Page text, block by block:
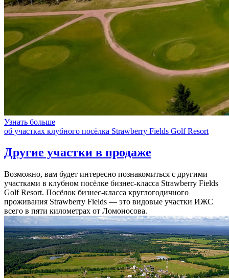
Узнать больше
об участках клубного посёлка Strawberry Fields Golf Resort
Другие участки в продаже
Возможно, вам будет интересно познакомиться с другими
участками в клубном посёлке бизнес-класса Strawberry Fields
Golf Resort. Посёлок бизнес-класса круглогодичного
проживания Strawberry Fields — это видовые участки ИЖС
всего в пяти километрах от Ломоносова.